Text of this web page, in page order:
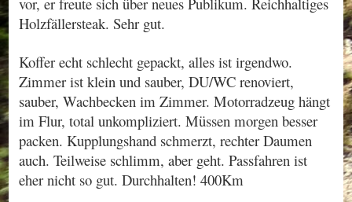
Holzfällersteak. Sehr gut.
Koffer echt schlecht gepackt, alles ist irgendwo.
Zimmer ist klein und sauber, DU/WC renoviert,
sauber, Wachbecken im Zimmer. Motorradzeug hängt
im Flur, total unkompliziert. Müssen morgen besser
packen. Kupplungshand schmerzt, rechter Daumen
auch. Teilweise schlimm, aber geht. Passfahren ist
eher nicht so gut. Durchhalten! 400Km